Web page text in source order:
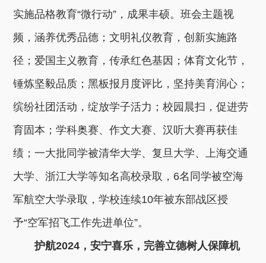
实施品格教育“微行动”，成果丰硕。班会主题视
频，涵养优秀品德；文明礼仪教育，创新实施路
径；爱国主义教育，传承红色基因；体育文化节，
锤炼坚毅品质；黑板报月度评比，坚持美育润心；
缤纷社团活动，绽放学子活力；校园晨扫，促进劳
育固本；学科奥赛、作文大赛、汉听大赛再获佳
绩；一大批同学被清华大学、复旦大学、上海交通
大学、浙江大学等知名高校录取，6名同学被空海
军航空大学录取，学校连续10年被东部战区授
予“空军招飞工作先进单位”。
护航2024，安宁喜乐，完善立德树人保障机